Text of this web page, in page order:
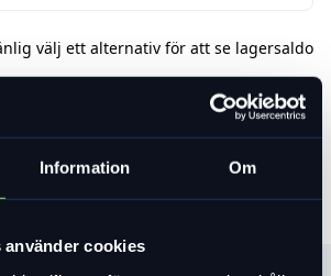
Information Om
använder cookies
välj ett alternativ för att se lagersaldo